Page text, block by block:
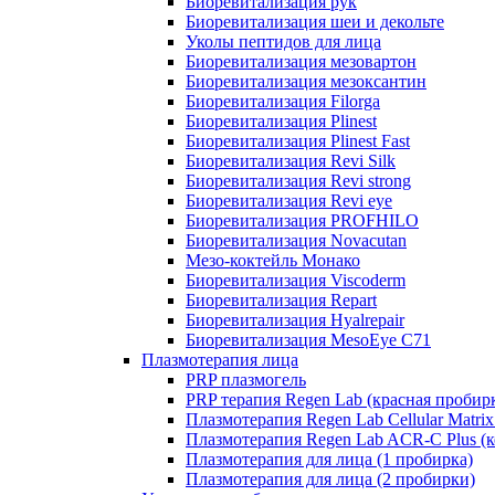
Биоревитализация шеи и декольте
Уколы пептидов для лица
Биоревитализация мезовартон
Биоревитализация мезоксантин
Биоревитализация Filorga
Биоревитализация Plinest
Биоревитализация Plinest Fast
Биоревитализация Revi Silk
Биоревитализация Revi strong
Биоревитализация Revi eye
Биоревитализация PROFHILO
Биоревитализация Novacutan
Мезо-коктейль Монако
Биоревитализация Viscoderm
Биоревитализация Repart
Биоревитализация Hyalrepair
Биоревитализация MesoEye C71
Плазмотерапия лица
PRP плазмогель
PRP терапия Regen Lab (красная
Плазмотерапия Regen Lab Cellular
Плазмотерапия Regen Lab ACR-C Plus
Плазмотерапия для лица (1 пробирка)
Плазмотерапия для лица (2 пробирки)